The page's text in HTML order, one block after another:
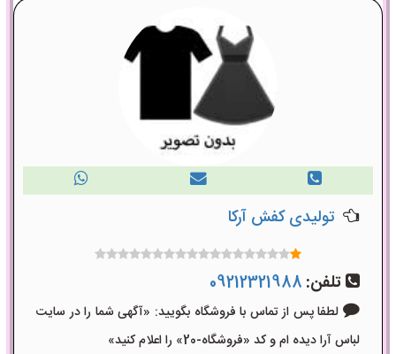
تولیدی کفش آرکا
تلفن: 09212321988
لطفا پس از تماس با فروشگاه بگویید: «آگهی شما را در سایت
لباس آرا دیده ام و کد «فروشگاه-20» را اعلام کنید»